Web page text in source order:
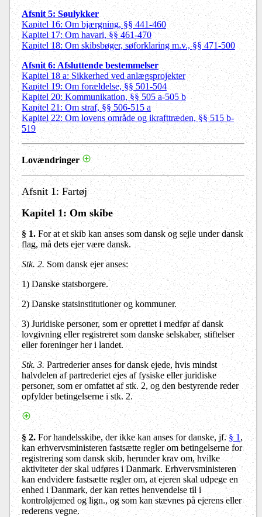
Afsnit 5: Søulykker
Kapitel 16: Om bjærgning, §§ 441-460
Kapitel 17: Om havari, §§ 461-470
Kapitel 18: Om skibsbøger, søforklaring m.v., §§ 471-500
Afsnit 6: Afsluttende bestemmelser
Kapitel 18 a: Sikkerhed ved anlægsprojekter
Kapitel 19: Om forældelse, §§ 501-504
Kapitel 20: Kommunikation, §§ 505 a-505 b
Kapitel 21: Om straf, §§ 506-515 a
Kapitel 22: Om lovens område og ikrafttræden, §§ 515 b-
519
Lovændringer
Afsnit 1: Fartøj
Kapitel 1: Om skibe
§ 1. For at et skib kan anses som dansk og sejle under dansk
flag, må dets ejer være dansk.
Stk. 2. Som dansk ejer anses:
1) Danske statsborgere.
2)Danske statsinstitutioner og kommuner.
3)Juridiske personer, som er oprettet i medfør af dansk
lovgivning eller registreret som danske selskaber, stiftelser
eller foreninger her i landet.
Stk. 3. Partrederier anses for dansk ejede, hvis mindst
halvdelen af partrederiet ejes af fysiske eller juridiske
personer, som er omfattet af stk. 2, og den bestyrende reder
opfylder betingelserne i stk. 2.
§ 2. For handelsskibe, der ikke kan anses for danske, jf.§ 1 ,
kan erhvervsministeren fastsætte regler om betingelserne for
registrering som dansk skib, herunder krav om, hvilke
aktiviteter der skal udføres i Danmark. Erhvervsministeren
kan endvidere fastsætte regler om, at ejeren skal udpege en
enhed i Danmark, der kan rettes henvendelse til i
kontroløjemed og lign., og som kan stævnes på ejerens eller
rederens vegne.